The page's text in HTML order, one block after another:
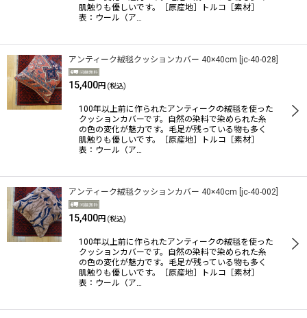
肌触りも優しいです。［原産地］トルコ［素材］
表：ウール（ア…
アンティーク絨毯クッションカバー 40×40cm jc-40-028
15,400円 (税込)
100年以上前に作られたアンティークの絨毯を使った
クッションカバーです。自然の染料で染められた糸
の色の変化が魅力です。毛足が残っている物も多く
肌触りも優しいです。［原産地］トルコ［素材］
表：ウール（ア…
アンティーク絨毯クッションカバー 40×40cm jc-40-002
15,400円 (税込)
100年以上前に作られたアンティークの絨毯を使った
クッションカバーです。自然の染料で染められた糸
の色の変化が魅力です。毛足が残っている物も多く
肌触りも優しいです。［原産地］トルコ［素材］
表：ウール（ア…